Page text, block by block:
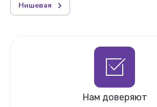
Нишевая
Нам доверяют